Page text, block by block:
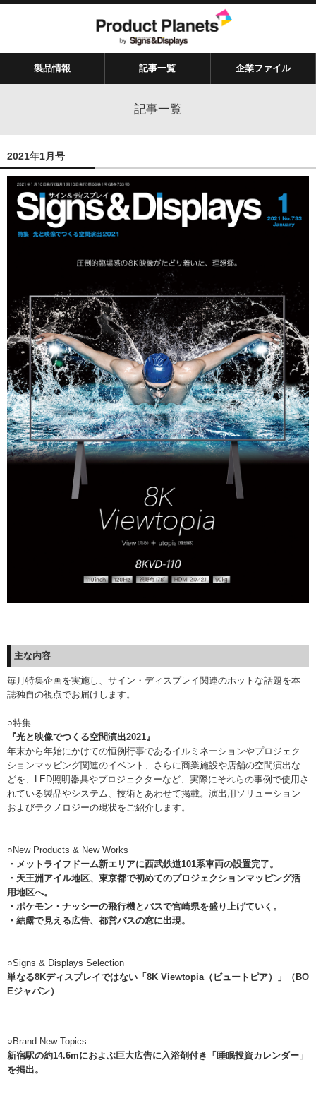
製品情報 記事一覧 企業ファイル
記事一覧
2021年1月号
主な内容
毎月特集企画を実施し、サイン・ディスプレイ関連のホットな話題を本
誌独自の視点でお届けします。
○特集
『光と映像でつくる空間演出2021』
年末から年始にかけての恒例行事であるイルミネーションやプロジェク
ションマッピング関連のイベント、さらに商業施設や店舗の空間演出な
どを、LED照明器具やプロジェクターなど、実際にそれらの事例で使用さ
れている製品やシステム、技術とあわせて掲載。演出用ソリューション
およびテクノロジーの現状をご紹介します。
○New Products & New Works
・ メットライフドーム新エリアに西武鉄道101系車両の設置完了。
・天王洲アイル地区、東京都で初めてのプロジェクションマッピング活
用地区へ。
・ポケモン・ナッシーの飛行機とバスで宮崎県を盛り上げていく。
・結露で見える広告、都営バスの窓に出現。
○Signs & Displays Selection
単なる8Kディスプレイではない「8K Viewtopia（ビュートピア）」（BO
Eジャパン）
○Brand New Topics
新宿駅の約14.6mにおよぶ巨大広告に入浴剤付き「睡眠投資カレンダー」
を掲出。